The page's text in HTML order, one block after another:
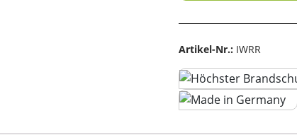
Artikel-Nr.:IWRR